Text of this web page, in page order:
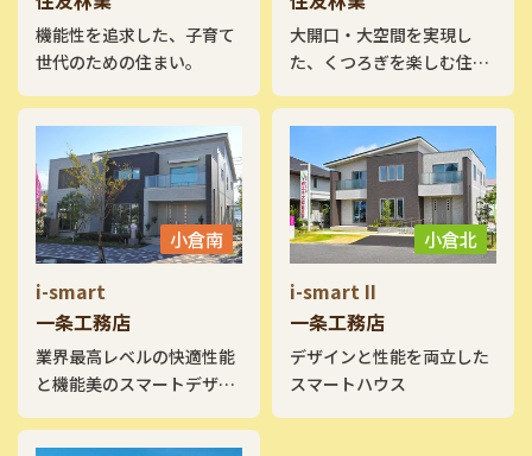
機能性を追求した、子育て
世代のための住まい。
大開口・大空間を実現し
た、くつろぎを楽しむ住ま
小倉南
i-smart
一条工務店
業界最高レベルの快適性能
と機能美のスマートデザイ
小倉北
i-smart II
一条工務店
デザインと性能を両立した
スマートハウス